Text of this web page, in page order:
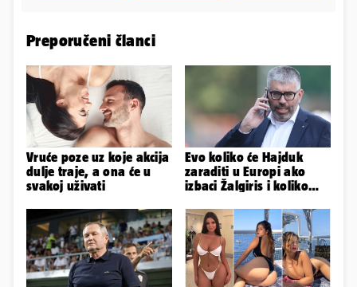
Preporučeni članci
Vruće poze uz koje akcija
dulje traje, a ona će u
svakoj uživati
Evo koliko će Hajduk
zaraditi u Europi ako
izbaci Žalgiris i koliko